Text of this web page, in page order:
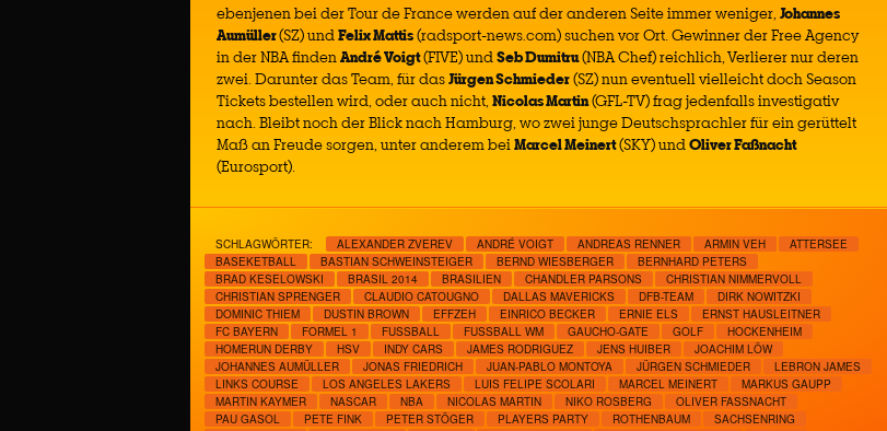
ebenjenen bei der Tour de France werden auf der anderen Seite immer weniger, Johannes
Aumüller(SZ) undFelix Mattis(radsport-news.com) suchen vor Ort. Gewinner der Free Agency
in der NBA findenAndré Voigt(FIVE) undSeb Dumitru(NBA Chef) reichlich, Verlierer nur deren
zwei. Darunter das Team, für dasJürgen Schmieder(SZ) nun eventuell vielleicht doch Season
Tickets bestellen wird, oder auch nicht, Nicolas Martin(GFL-TV) frag jedenfalls investigativ
nach. Bleibt noch der Blick nach Hamburg, wo zwei junge Deutschsprachler für ein gerüttelt
Maß an Freude sorgen, unter anderem beiMarcel Meinert(SKY) undOliver Faßnacht
(Eurosport).
SCHLAGWÖRTER: ALEXANDER ZVEREV ANDRÉ VOIGT ANDREAS RENNER ARMIN VEH
ATTERSEE
BASEKETBALL
BASTIAN SCHWEINSTEIGER BERND WIESBERGER
BERNHARD PETERS
BRAD KESELOWSKI
BRASIL 2014 BRASILIEN CHANDLER PARSONS
CHRISTIAN NIMMERVOLL
CHRISTIAN SPRENGER
CLAUDIO CATOUGNO DALLAS MAVERICKS DFB-TEAM
DIRK NOWITZKI
DOMINIC THIEM
DUSTIN BROWN EFFZEH EINRICO BECKER ERNIE ELS
ERNST HAUSLEITNER
FC BAYERN
FORMEL 1 FUSSBALL FUSSBALL WM GAUCHO-GATE GOLF
HOCKENHEIM
HOMERUN DERBY
HSV INDY CARS JAMES RODRIGUEZ JENS HUIBER
JOACHIM LÖW
JOHANNES AUMÜLLER
JONAS FRIEDRICH JUAN-PABLO MONTOYA JÜRGEN SCHMIEDER
LEBRON JAMES
LINKS COURSE
LOS ANGELES LAKERS LUIS FELIPE SCOLARI MARCEL MEINERT
MARKUS GAUPP
MARTIN KAYMER
NASCAR NBA NICOLAS MARTIN NIKO ROSBERG
OLIVER FASSNACHT
PAU GASOL
PETE FINK PETER STÖGER PLAYERS PARTY ROTHENBAUM
SACHSENRING